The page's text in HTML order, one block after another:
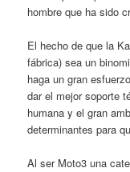
hombre que ha sido
El hecho de que la
fábrica) sea un
haga un gran
dar el mejor soporte
humana y el gran
determinantes para
Al ser Moto3 una